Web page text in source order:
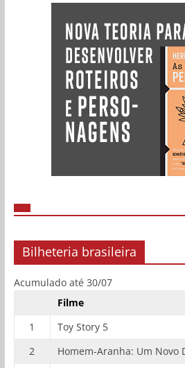
Bilheteria brasileira
Acumulado até 30/07
Filme
1
Toy Story 5
2
Homem-Aranha: Um Novo